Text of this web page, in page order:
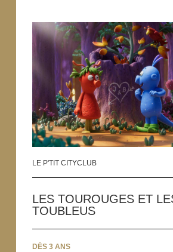
LE P'TIT CITYCLUB
LES TOUROUGES ET
TOUBLEUS
DÈS 3 ANS